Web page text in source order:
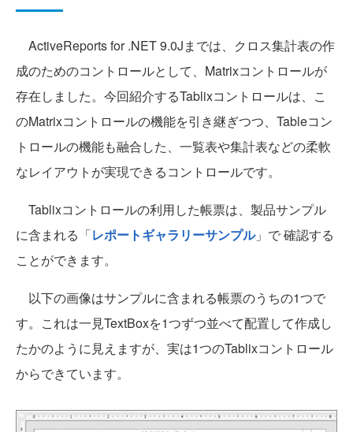
ActiveReports for .NET 9.0Jまでは、クロス集計表の作
成のためのコントロールとして、Matrixコントロールが
存在しました。今回紹介するTablixコントロールは、こ
のMatrixコントロールの機能を引き継ぎつつ、Tableコン
トロールの機能も融合した、一覧表や集計表などの柔軟
なレイアウトが実現できるコントロールです。
Tablixコントロールの利用した帳票は、製品サンプル
に含まれる「レポートギャラリーサンプル」で 確認する
ことができます。
以下の画像はサンプルに含まれる帳票のうちの1つで
す。これは一見TextBoxを1つずつ並べて配置して作成し
たかのように見えますが、実は1つのTablixコントロール
からできています。